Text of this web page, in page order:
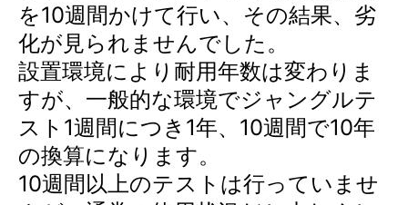
を10週間かけて行い、その結果、劣
化が見られませんでした。
設置環境により耐用年数は変わりま
すが、一般的な環境でジャングルテ
スト1週間につき1年、10週間で10年
の換算になります。
10週間以上のテストは行っていませ